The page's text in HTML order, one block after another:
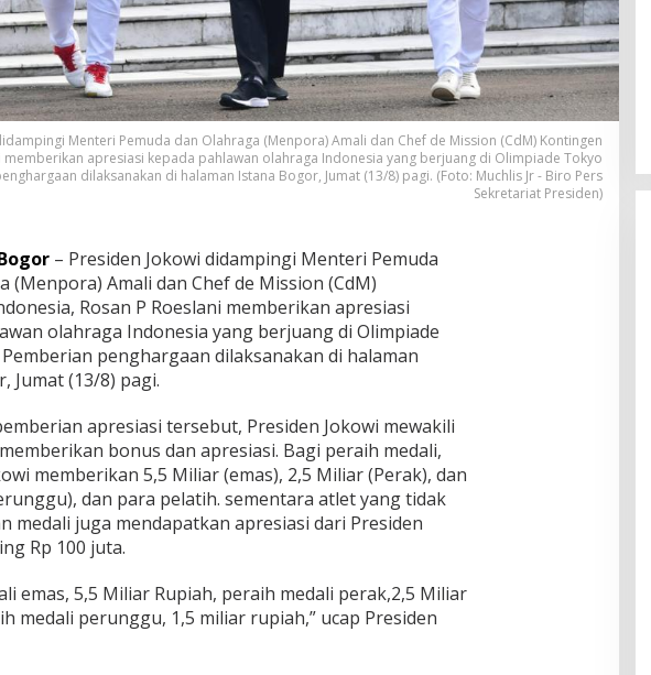
Menteri Pemuda dan Olahraga (Menpora) Amali dan Chef de Mission (CdM) Kontingen
memberikan apresiasi kepada pahlawan olahraga Indonesia yang berjuang di Olimpiade Tokyo
dilaksanakan di halaman Istana Bogor, Jumat (13/8) pagi. (Foto: Muchlis Jr - Biro Pers
Sekretariat Presiden)
– Presiden Jokowi didampingi Menteri Pemuda
(Menpora) Amali dan Chef de Mission (CdM)
Rosan P Roeslani memberikan apresiasi
olahraga Indonesia yang berjuang di Olimpiade
penghargaan dilaksanakan di halaman
Jumat (13/8) pagi.
apresiasi tersebut, Presiden Jokowi mewakili
bonus dan apresiasi. Bagi peraih medali,
memberikan 5,5 Miliar (emas), 2,5 Miliar (Perak), dan
dan para pelatih. sementara atlet yang tidak
medali juga mendapatkan apresiasi dari Presiden
Rp 100 juta.
emas, 5,5 Miliar Rupiah, peraih medali perak,2,5 Miliar
medali perunggu, 1,5 miliar rupiah,” ucap Presiden